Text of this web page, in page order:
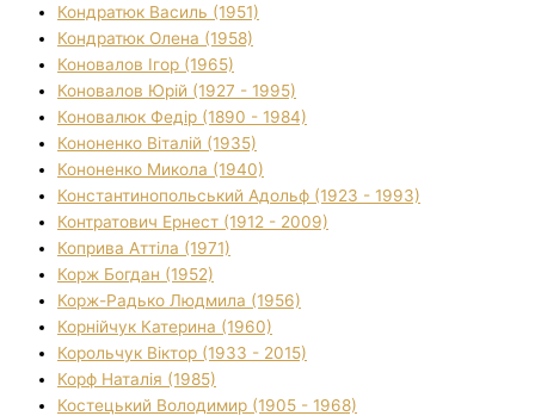
Кондратюк Василь (1951)
Кондратюк Олена (1958)
Коновалов Ігор (1965)
Коновалов Юрій (1927 - 1995)
Коновалюк Федір (1890 - 1984)
Кононенко Віталій (1935)
Кононенко Микола (1940)
Константинопольський Адольф (1923 - 1993)
Контратович Ернест (1912 - 2009)
Коприва Аттіла (1971)
Корж Богдан (1952)
Корж-Радько Людмила (1956)
Корнійчук Катерина (1960)
Корольчук Віктор (1933 - 2015)
Корф Наталія (1985)
Костецький Володимир (1905 - 1968)